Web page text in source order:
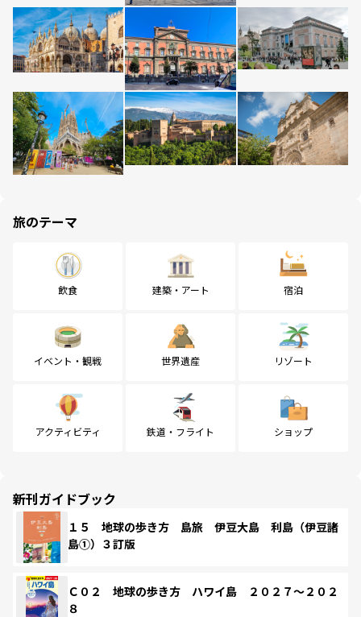
旅のテーマ
飲食 建築・アート 宿泊
イベント・観戦 世界遺産 リゾート
アクティビティ 鉄道・フライト ショップ
新刊ガイドブック
１５ 地球の歩き方 島旅 伊豆大島 利島（伊豆諸
島①）３訂版
Ｃ０２ 地球の歩き方 ハワイ島 ２０２７～２０２
８